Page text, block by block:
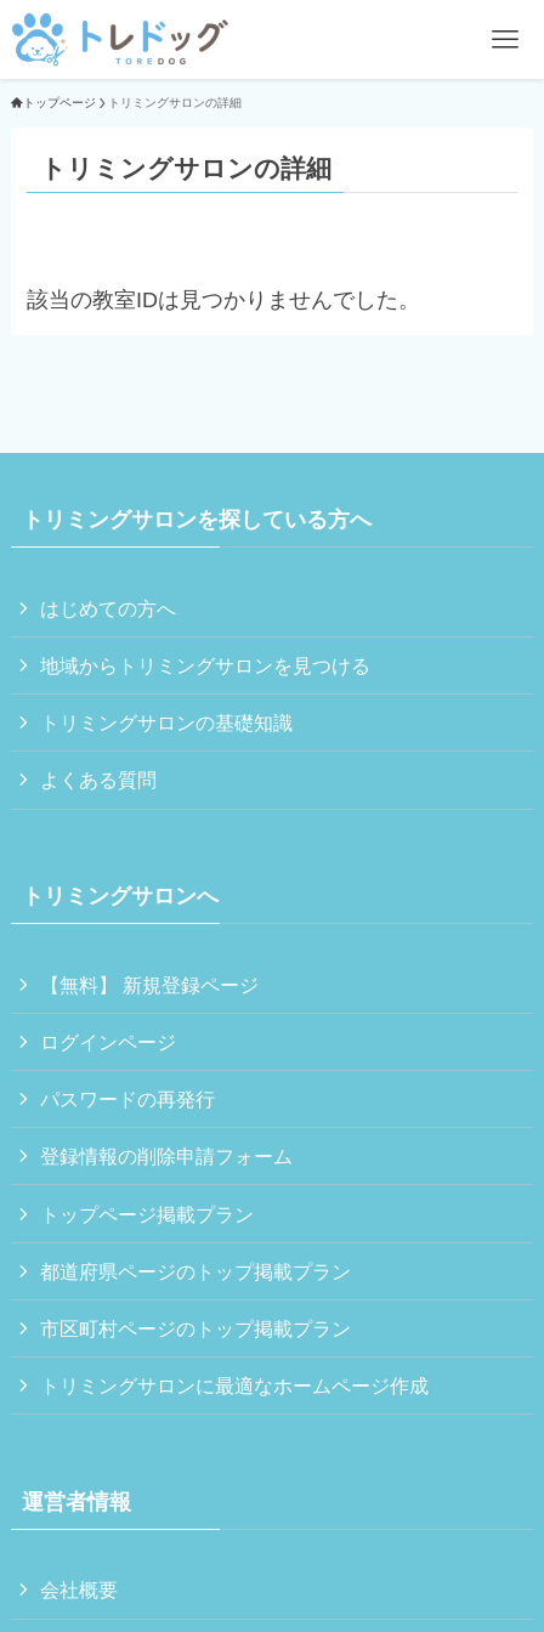
トップページ トリミングサロンの詳細
トリミングサロンの詳細
該当の教室IDは見つかりませんでした。
トリミングサロンを探している方へ
はじめての方へ
地域からトリミングサロンを見つける
トリミングサロンの基礎知識
よくある質問
トリミングサロンへ
【無料】 新規登録ページ
ログインページ
パスワードの再発行
登録情報の削除申請フォーム
トップページ掲載プラン
都道府県ページのトップ掲載プラン
市区町村ページのトップ掲載プラン
トリミングサロンに最適なホームページ作成
運営者情報
会社概要